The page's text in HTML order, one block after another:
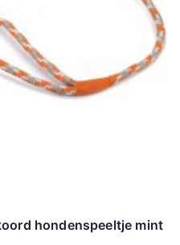
hondenspeeltje mint